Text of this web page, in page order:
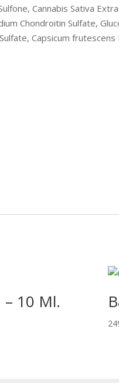
Cannabis Sativa
Chondroitin Sulfate,
Capsicum
– 10 Ml.